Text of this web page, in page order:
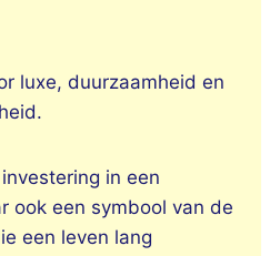
luxe, duurzaamheid en
in een
ook een symbool van de
een leven lang